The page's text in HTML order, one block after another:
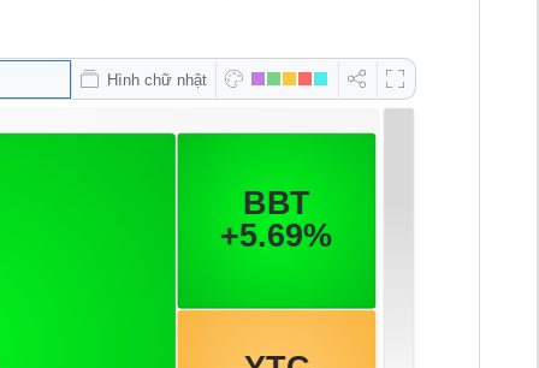
Hình chữ nhật